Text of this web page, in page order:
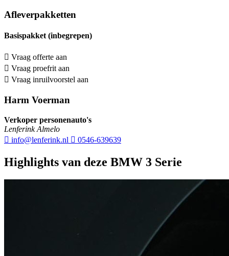
Afleverpakketten
Basispakket (inbegrepen)
Vraag offerte aan
Vraag proefrit aan
Vraag inruilvoorstel aan
Harm Voerman
Verkoper personenauto's
Lenferink Almelo
info@lenferink.nl
0546-639639
Highlights van deze BMW 3 Serie